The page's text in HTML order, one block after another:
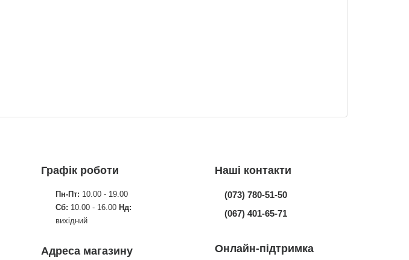
Графік роботи
Пн-Пт: 10.00 - 19.00
Сб: 10.00 - 16.00 Нд:
вихідний
Адреса магазину
Наші контакти
(073) 780-51-50
(067) 401-65-71
Онлайн-підтримка